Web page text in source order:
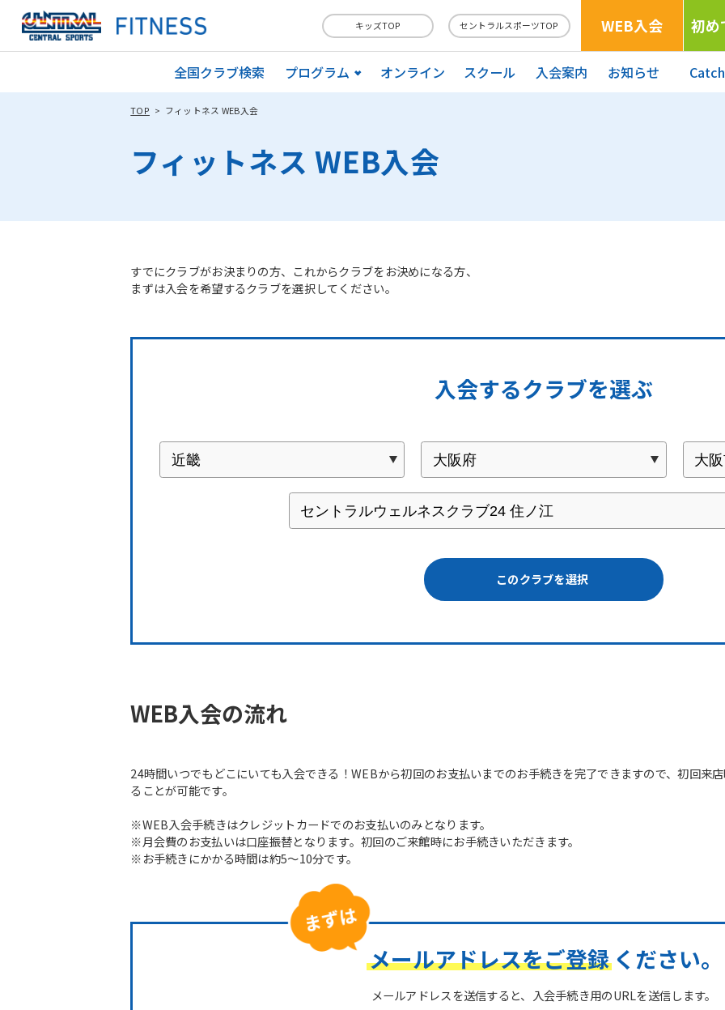
キッズTOP セントラルスポーツTOP WEB入会 初め
全国クラブ検索 プログラム オンライン スクール 入会案内 お知らせ
TOP フィットネス WEB入会
フィットネス WEB入会
すでにクラブがお決まりの方、これからクラブをお決めになる方、
まずは入会を希望するクラブを選択してください。
入会するクラブを選ぶ
このクラブを選択
WEB入会の流れ
24時間いつでもどこにいても入会できる！WEBから初回のお支払いまでのお手続きを完了できますので、初回来
ることが可能です。
※WEB入会手続きはクレジットカードでのお支払いのみとなります。
※月会費のお支払いは口座振替となります。初回のご来館時にお手続きいただきます。
※お手続きにかかる時間は約5～10分です。
メールアドレスをご登録 ください。
メールアドレスを送信すると、入会手続き用のURLを送信します。